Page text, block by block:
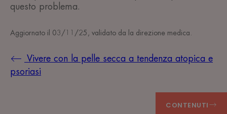
questo problema.
Aggiornato il 03/11/25 , validato da la direzione medica
Vivere con la pelle secca a tendenza atopica e
psoriasi
CONTENUTI